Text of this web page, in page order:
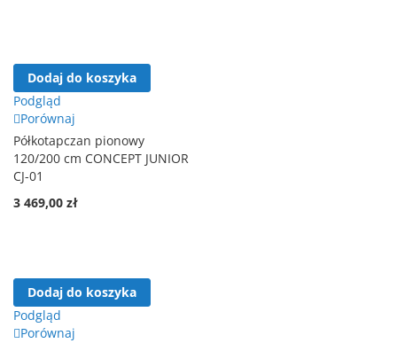
Dodaj do koszyka
Podgląd
Porównaj
Półkotapczan pionowy
120/200 cm CONCEPT JUNIOR
CJ-01
3 469,00 zł
Dodaj do koszyka
Podgląd
Porównaj